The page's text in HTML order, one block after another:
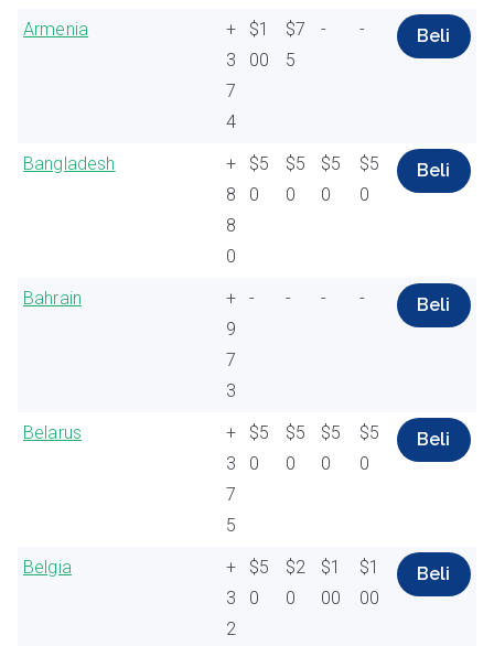
Armenia
+
3
7
4
$1
00
$7
5
- - Beli
Bangladesh
+
8
8
0
$5
0
$5
0
$5
0
$5
0
Beli
Bahrain
+
9
7
3
- - - - Beli
Belarus
+
3
7
5
$5
0
$5
0
$5
0
$5
0
Beli
Belgia
+
3
2
$5
0
$2
0
$1
00
$1
00
Beli